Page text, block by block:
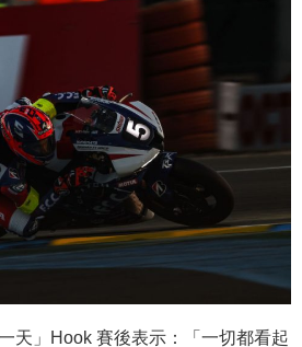
天」Hook 賽後表示：「一切都看起